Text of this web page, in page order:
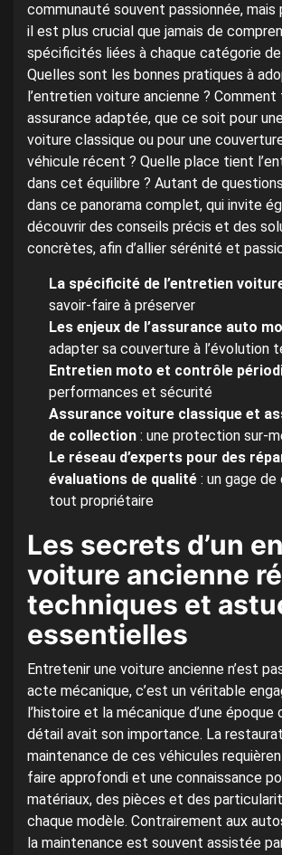
communauté souvent passionnée, mais
il est plus crucial que jamais de
spécificités liées à chaque catégorie
Quelles sont les bonnes pratiques à
l’entretien voiture ancienne ?
assurance adaptée, que ce soit pour
voiture classique ou pour une
véhicule récent ? Quelle place tient
dans cet équilibre ? Autant de
dans ce panorama complet, qui invite
découvrir des conseils précis et des
concrètes, afin d’allier sérénité et
La spécificité de l’entretien
savoir-faire à préserver
Les enjeux de l’assurance auto
adapter sa couverture à l’évolution
Entretien moto et contrôle
performances et sécurité
Assurance voiture classique et
de collection : une protection sur-
Le réseau d’experts pour des
évaluations de qualité : un gage
tout propriétaire
Les secrets d’un
voiture ancienne
techniques et
essentielles
Entretenir une voiture ancienne n’est
acte mécanique, c’est un véritable
l’histoire et la mécanique d’une époque
détail avait son importance. La
maintenance de ces véhicules
faire approfondi et une connaissance
matériaux, des pièces et des
chaque modèle. Contrairement aux
la maintenance est souvent assistée